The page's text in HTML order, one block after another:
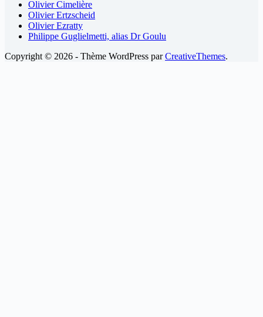
Olivier Cimelière
Olivier Ertzscheid
Olivier Ezratty
Philippe Guglielmetti, alias Dr Goulu
Copyright © 2026 - Thème WordPress parCreativeThemes.